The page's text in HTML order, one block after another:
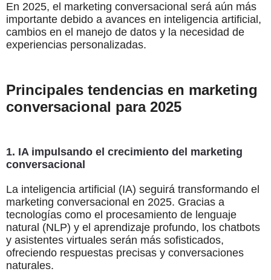
En 2025, el marketing conversacional será aún más
importante debido a avances en inteligencia artificial,
cambios en el manejo de datos y la necesidad de
experiencias personalizadas.
Principales tendencias en marketing
conversacional para 2025
1. IA impulsando el crecimiento del marketing
conversacional
La inteligencia artificial (IA) seguirá transformando el
marketing conversacional en 2025. Gracias a
tecnologías como el procesamiento de lenguaje
natural (NLP) y el aprendizaje profundo, los chatbots
y asistentes virtuales serán más sofisticados,
ofreciendo respuestas precisas y conversaciones
naturales.